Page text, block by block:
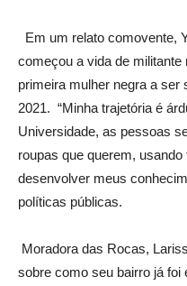
Em um relato comovente,
começou a vida de
primeira mulher negra a ser
2021. “Minha trajetória é
Universidade, as pessoas
roupas que querem,
desenvolver meus
políticas públicas.
Moradora das Rocas,
sobre como seu bairro já foi